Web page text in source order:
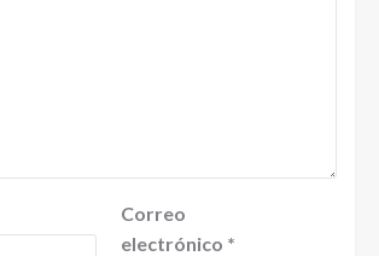
Correo
electrónico *